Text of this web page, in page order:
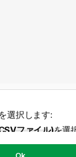
選択します:
ファイル)を選
びエスケープ文